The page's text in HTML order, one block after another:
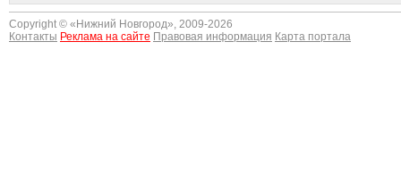
Copyright © « Нижний Новгород», 2009-2026
Контакты Реклама на сайте Правовая информация Карта портала